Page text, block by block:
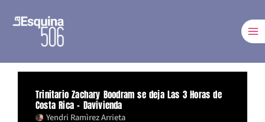
Trinitario Zachary Boodram se deja Las 3 Horas de
Costa Rica – Davivienda
Yendri Ramìrez Arrieta